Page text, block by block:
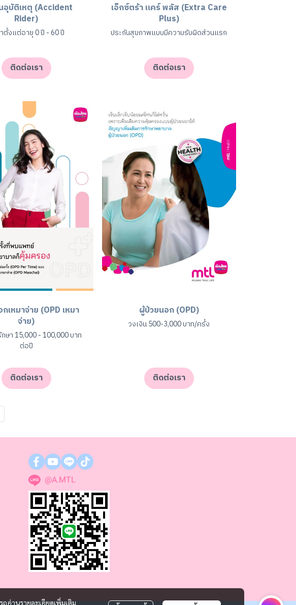
อุบัติเหตุ (Accident
Rider)
ตั้งแต่อายุ 0 ปี - 60 ปี
ติดต่อเรา
เอ็กซ์ตร้า แคร์ พลัส (Extra Care
Plus)
ประกันสุขภาพแบบมีความรับผิดส่วนแรก
ติดต่อเรา
เหมาจ่าย (OPD เหมา
จ่าย)
ษา 15,000 - 100,000 บาท
ต่อปี
ติดต่อเรา
ผู้ป่วยนอก (OPD)
วงเงิน 500-3,000 บาท/ครั้ง
ติดต่อเรา
อ่านรายละเอียดเพิ่มเติม
@A.MTL